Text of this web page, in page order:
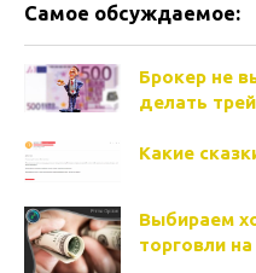
Самое обсуждаемое:
Брокер не
делать
Какие
Выбираем
торговли